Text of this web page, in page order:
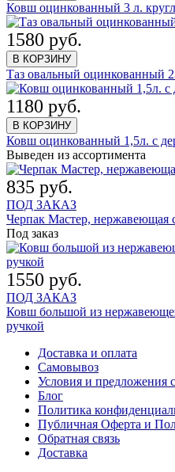
Ковш оцинкованный 3 л.
1580 руб.
В КОРЗИНУ
Таз овальный оцинкованный
1180 руб.
В КОРЗИНУ
Ковш оцинкованный 1,5л. с
Выведен из ассортимента
835 руб.
ПОД ЗАКАЗ
Черпак Мастер, нержавеющая
Под заказ
1550 руб.
ПОД ЗАКАЗ
Ковш большой из
ручкой
Доставка и оплата
Самовывоз
Условия и предложения
Блог
Политика
Публичная Оферта и
Обратная связь
Доставка